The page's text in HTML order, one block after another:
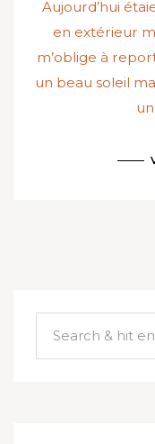
Aujourd’hui
en extérieur
m’oblige à
un beau soleil